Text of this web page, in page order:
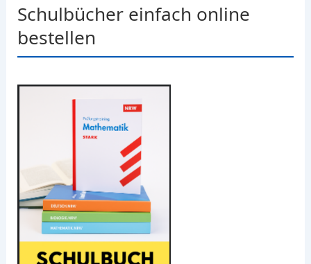
Schulbücher einfach online
bestellen